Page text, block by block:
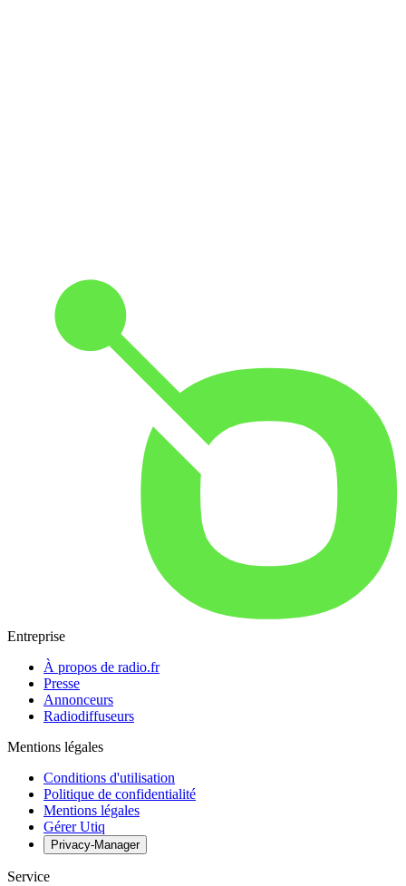
Entreprise
À propos de radio.fr
Presse
Annonceurs
Radiodiffuseurs
Mentions légales
Conditions d'utilisation
Politique de confidentialité
Mentions légales
Gérer Utiq
Privacy-Manager
Service